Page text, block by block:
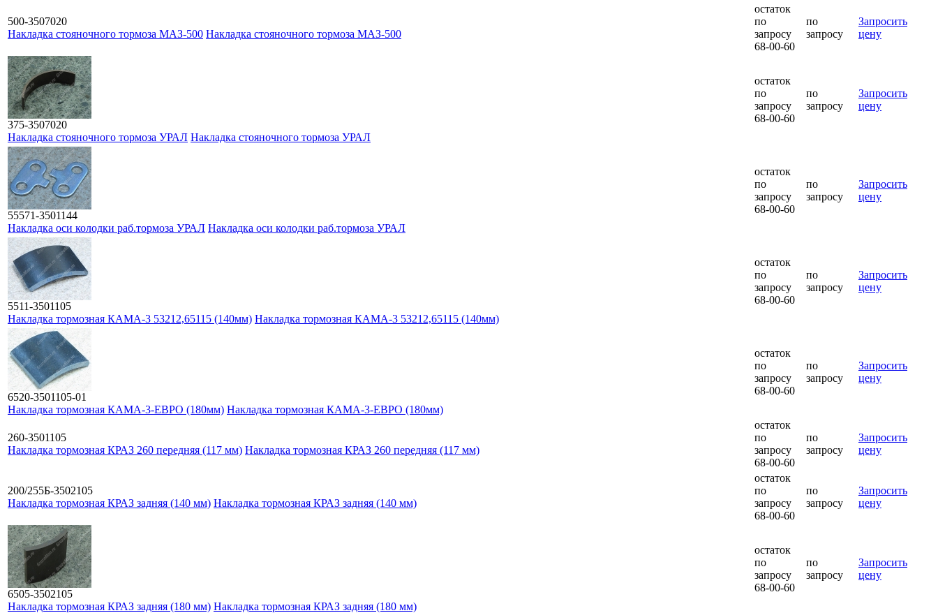
500-3507020
Накладка стояночного тормоза МАЗ-500 Накладка стояночного тормоза МАЗ-500
остаток
по
запросу
68-00-60
по
запросу
Запросить
цену
375-3507020
Накладка стояночного тормоза УРАЛ Накладка стояночного тормоза УРАЛ
остаток
по
запросу
68-00-60
по
запросу
Запросить
цену
55571-3501144
Накладка оси колодки раб.тормоза УРАЛ Накладка оси колодки раб.тормоза УРАЛ
остаток
по
запросу
68-00-60
по
запросу
Запросить
цену
5511-3501105
Накладка тормозная КАМА-3 53212,65115 (140мм) Накладка тормозная КАМА-3 53212,65115 (140мм)
остаток
по
запросу
68-00-60
по
запросу
Запросить
цену
6520-3501105-01
Накладка тормозная КАМА-3-ЕВРО (180мм) Накладка тормозная КАМА-3-ЕВРО (180мм)
остаток
по
запросу
68-00-60
по
запросу
Запросить
цену
260-3501105
Накладка тормозная КРАЗ 260 передняя (117 мм) Накладка тормозная КРАЗ 260 передняя (117 мм)
остаток
по
запросу
68-00-60
по
запросу
Запросить
цену
200/255Б-3502105
Накладка тормозная КРАЗ задняя (140 мм) Накладка тормозная КРАЗ задняя (140 мм)
остаток
по
запросу
68-00-60
по
запросу
Запросить
цену
6505-3502105
Накладка тормозная КРАЗ задняя (180 мм) Накладка тормозная КРАЗ задняя (180 мм)
остаток
по
запросу
68-00-60
по
запросу
Запросить
цену